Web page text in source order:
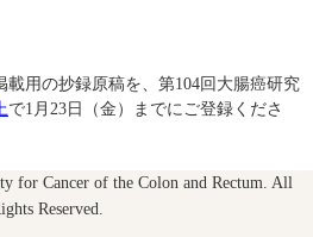
用の抄録原稿を、第104回大腸癌研究
で1月23日（金）までにご登録くださ
for Cancer of the Colon and Rectum. All
Reserved.